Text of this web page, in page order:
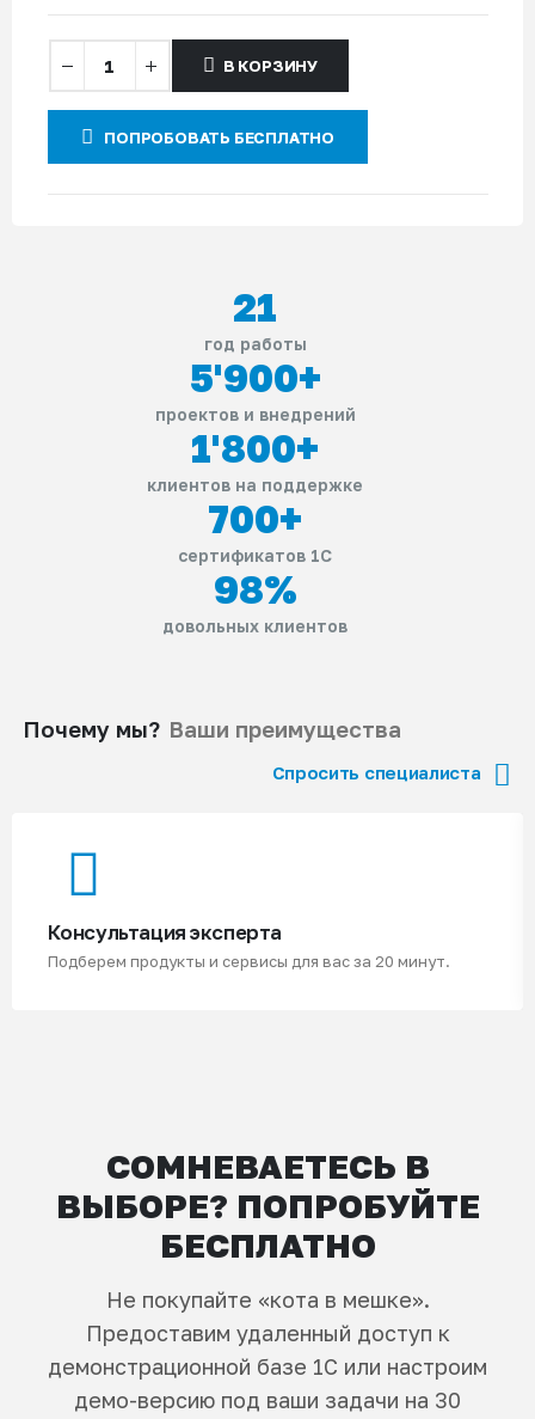
В КОРЗИНУ
ПОПРОБОВАТЬ БЕСПЛАТНО
21
год работы
5'900+
проектов и внедрений
1'800+
клиентов на поддержке
700+
сертификатов 1С
98%
довольных клиентов
Почему мы? Ваши преимущества
Спросить специалиста
Консультация эксперта
Подберем продукты и сервисы для вас за 20 минут.
СОМНЕВАЕТЕСЬ В
ВЫБОРЕ? ПОПРОБУЙТЕ
БЕСПЛАТНО
Не покупайте «кота в мешке».
Предоставим удаленный доступ к
демонстрационной базе 1С или настроим
демо-версию под ваши задачи на 30